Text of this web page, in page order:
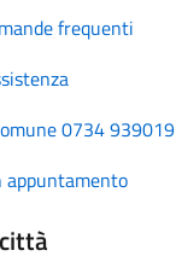
frequenti
0734 939019
appuntamento